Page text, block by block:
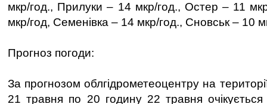
мкр/год., Прилуки – 14 мкр/год., Остер – 11
мкр/год, Семенівка – 14 мкр/год., Сновськ – 10
Прогноз погоди:
За прогнозом облгідрометеоцентру на
21 травня по 20 годину 22 травня